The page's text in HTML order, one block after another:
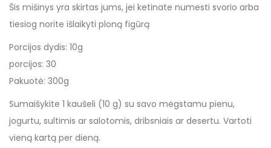
Šis mišinys yra skirtas jums, jei ketinate numesti svorio arba
tiesiog norite išlaikyti ploną figūrą
Porcijos dydis: 10g
porcijos: 30
Pakuotė: 300g
Sumaišykite 1 kaušeli (10 g) su savo mėgstamu pienu,
jogurtu, sultimis ar salotomis, dribsniais ar desertu. Vartoti
vieną kartą per dieną.